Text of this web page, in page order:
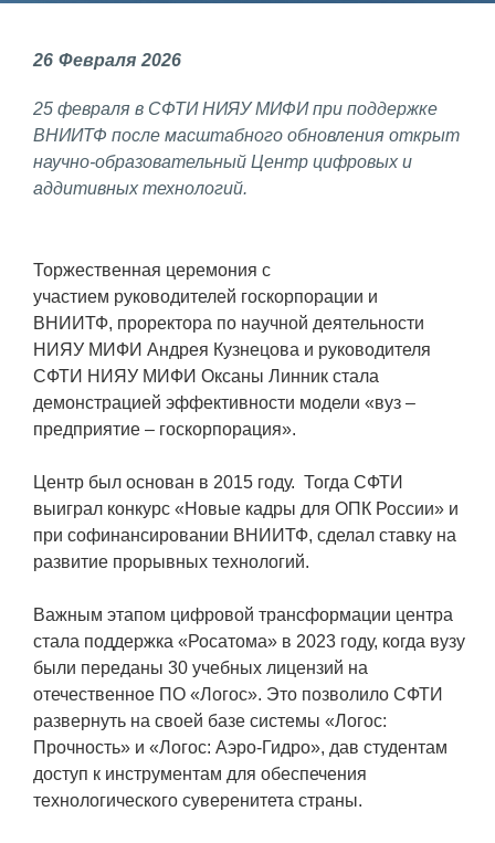
Фундаментальные и прикладные
исследования
Газодинамические исследования
Экспериментальная база
Космическая защита Земли
Семинар «Радиационная физика
металлов и сплавов»
Аспирантура
Премии молодым ученым
Интеллектуальная собственность
Семинар «Моделирование технологий
ЯТЦ»
Препринты
плотностей энергий
Молодежная научно-техническая
конференция «Исследования.
Технологии. Развитие»
ПРОДУКЦИЯ И УСЛУГИ
26 Февраля 2026
25 февраля в СФТИ НИЯУ МИФИ при поддержке
ВНИИТФ после масштабного обновления открыт
научно-образовательный Центр цифровых и
аддитивных технологий.
Торжественная церемония с
участием руководителей госкорпорации и
ВНИИТФ, проректора по научной деятельности
НИЯУ МИФИ Андрея Кузнецова и руководителя
СФТИ НИЯУ МИФИ Оксаны Линник стала
демонстрацией эффективности модели «вуз –
предприятие – госкорпорация».
Центр был основан в 2015 году. Тогда СФТИ
выиграл конкурс «Новые кадры для ОПК России» и
при софинансировании ВНИИТФ, сделал ставку на
развитие прорывных технологий.
Важным этапом цифровой трансформации центра
стала поддержка «Росатома» в 2023 году, когда вузу
были переданы 30 учебных лицензий на
отечественное ПО «Логос». Это позволило СФТИ
развернуть на своей базе системы «Логос:
Прочность» и «Логос: Аэро-Гидро», дав студентам
доступ к инструментам для обеспечения
технологического суверенитета страны.